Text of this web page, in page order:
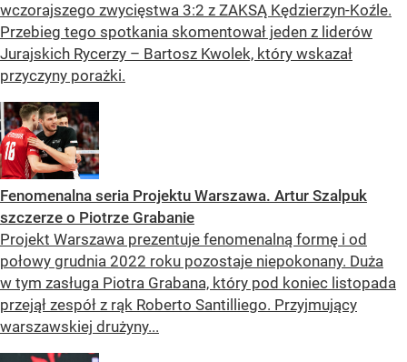
wczorajszego zwycięstwa 3:2 z ZAKSĄ Kędzierzyn-Koźle.
Przebieg tego spotkania skomentował jeden z liderów
Jurajskich Rycerzy – Bartosz Kwolek, który wskazał
przyczyny porażki.
Fenomenalna seria Projektu Warszawa. Artur Szalpuk
szczerze o Piotrze Grabanie
Projekt Warszawa prezentuje fenomenalną formę i od
połowy grudnia 2022 roku pozostaje niepokonany. Duża
w tym zasługa Piotra Grabana, który pod koniec listopada
przejął zespół z rąk Roberto Santilliego. Przyjmujący
warszawskiej drużyny...